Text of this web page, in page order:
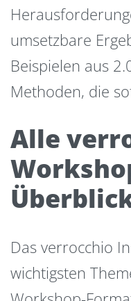
umsetzbare
Beispielen aus
Methoden, die
Alle
Das verrocchio
wichtigsten